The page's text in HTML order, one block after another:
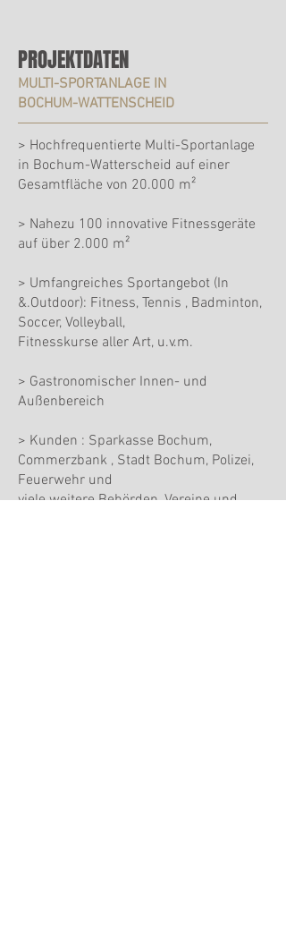
> Hochfrequentierte Multi-Sportanlage
in Bochum-Watterscheid auf einer
Gesamtfläche von 20.000 m²
> Nahezu 100 innovative Fitnessgeräte
auf über 2.000 m²
> Umfangreiches Sportangebot (In
&.Outdoor): Fitness, Tennis , Badminton,
Soccer, Volleyball,
Fitnesskurse aller Art, u.v.m.
> Gastronomischer Innen- und
Außenbereich
> Kunden : Sparkasse Bochum,
Commerzbank , Stadt Bochum, Polizei,
Feuerwehr und
viele weitere Behörden, Vereine und
PROJEKTDATEN
MULTI-SPORTANLAGE IN
BOCHUM-WATTENSCHEID